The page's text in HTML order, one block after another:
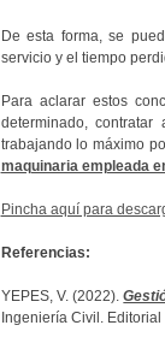
De esta forma, se
servicio y el tiempo
Para aclarar estos
determinado,
trabajando lo máximo
maquinaria empleada
Pincha aquí para
Referencias:
YEPES, V. (2022).
Ingeniería Civil.